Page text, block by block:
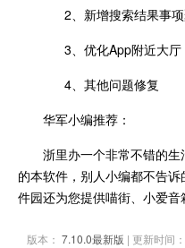
2、新增搜索结果事项
3、优化App附近大厅
4、其他问题修复
华军小编推荐：
浙里办一个非常不错的
的本软件，别人小编都不告
件园还为您提供喵街、小爱音
版本： 7.10.0最新版 | 更新时间：